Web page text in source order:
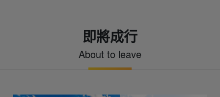
即將成行
About to leave